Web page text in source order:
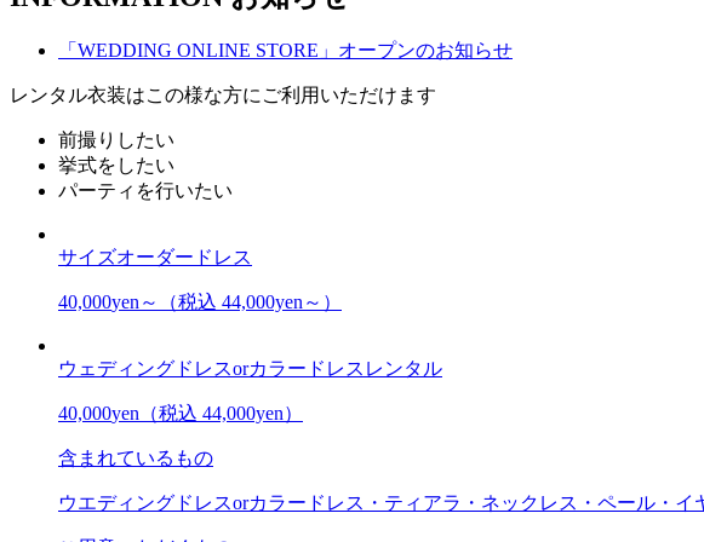
「WEDDING ONLINE STORE」オープンのお知らせ
レンタル衣装はこの様な方にご利用いただけます
前撮りしたい
挙式をしたい
パーティを行いたい
サイズオーダードレス
40,000yen～ （税込 44,000yen～）
ウェディングドレスorカラードレスレンタル
40,000yen （税込 44,000yen）
含まれているもの
ウエディングドレスorカラードレス・ティアラ・ネックレス・ペール・